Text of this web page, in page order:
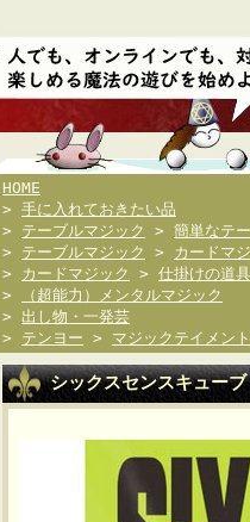
HOME
> 手に入れておきたい品
> テーブルマジック > 簡単なテ
> テーブルマジック >
カードマ
>
カードマジック > 仕掛けの道
>
（超能力）メンタルマジック
> 出し物・一発芸
> テンヨー > マジックテイメント
シックスセンスキュー